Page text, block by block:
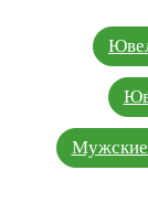
Мужские